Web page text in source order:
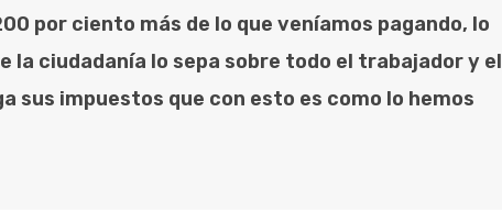
por ciento más de lo que veníamos pagando, lo
la ciudadanía lo sepa sobre todo el trabajador y el
sus impuestos que con esto es como lo hemos